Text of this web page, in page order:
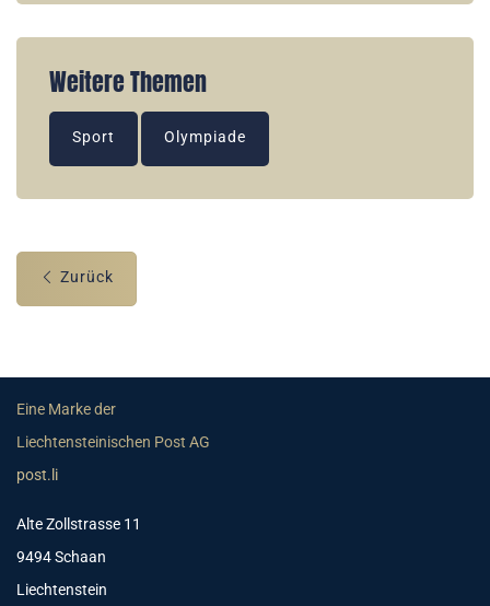
Weitere Themen
Sport Olympiade
Zurück
Eine Marke der
Liechtensteinischen Post AG
post.li
Alte Zollstrasse 11
9494 Schaan
Liechtenstein